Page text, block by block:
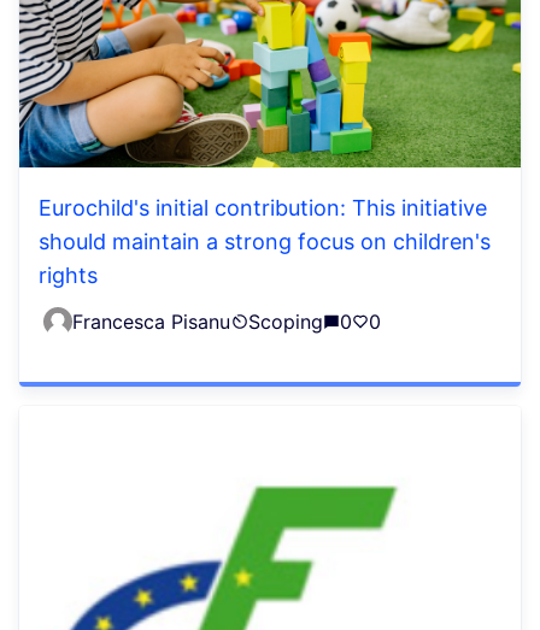
Eurochild's initial contribution: This initiative
should maintain a strong focus on children's
rights
Francesca Pisanu Scoping 0 0